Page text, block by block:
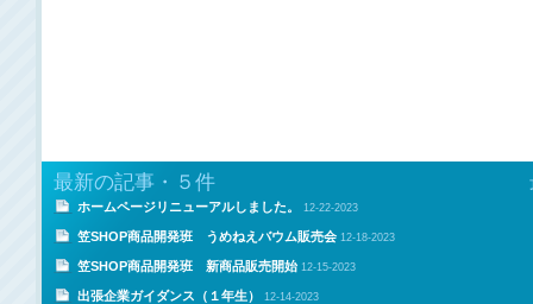
最新の記事・５件
ホームページリニューアルしました。 12-22-2023
笠SHOP商品開発班 うめねえバウム販売会 12-18-2023
笠SHOP商品開発班 新商品販売開始 12-15-2023
出張企業ガイダンス（１年生） 12-14-2023